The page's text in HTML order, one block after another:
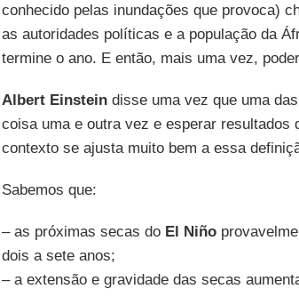
conhecido pelas inundações que provoca)
as autoridades políticas e a população da
termine o ano. E então, mais uma vez,
Albert Einsteindisse uma vez que uma
coisa uma e outra vez e esperar resultados
contexto se ajusta muito bem a essa
Sabemos que:
– as próximas secas do El Niño
dois a sete anos;
– a extensão e gravidade das secas